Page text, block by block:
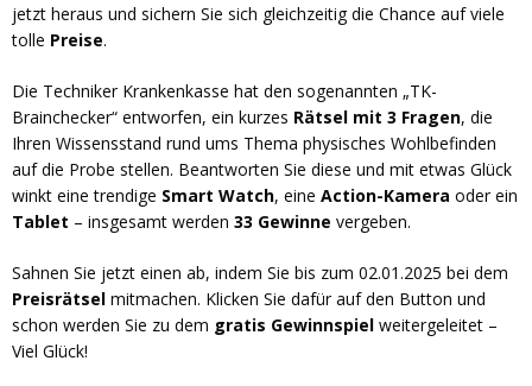
jetzt heraus und sichern Sie sich gleichzeitig die Chance auf viele
tolle Preise.
Die Techniker Krankenkasse hat den sogenannten „TK-
Brainchecker“ entworfen, ein kurzes Rätsel mit 3 Fragen, die
Ihren Wissensstand rund ums Thema physisches Wohlbefinden
auf die Probe stellen. Beantworten Sie diese und mit etwas Glück
winkt eine trendige Smart Watch, eine Action-Kamera oder ein
Tablet – insgesamt werden 33 Gewinne vergeben.
Sahnen Sie jetzt einen ab, indem Sie bis zum 02.01.2025 bei dem
Preisrätsel mitmachen. Klicken Sie dafür auf den Button und
schon werden Sie zu dem gratis Gewinnspiel weitergeleitet –
Viel Glück!